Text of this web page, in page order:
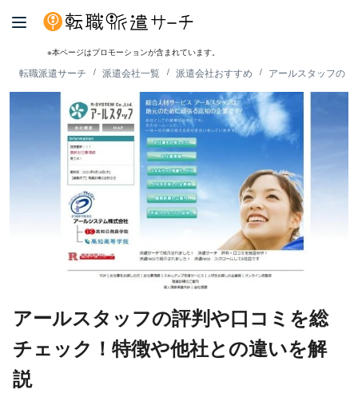
※本ページはプロモーションが含まれています。
転職派遣サーチ 派遣会社一覧 派遣会社おすすめ アールスタッフの
アールスタッフの評判や口コミを総
チェック！特徴や他社との違いを解
説